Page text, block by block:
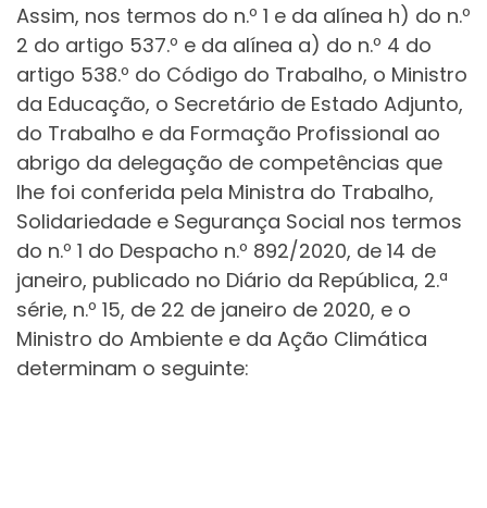
Assim, nos termos do n.º 1 e da alínea h) do n.º
2 do artigo 537.º e da alínea a) do n.º 4 do
artigo 538.º do Código do Trabalho, o Ministro
da Educação, o Secretário de Estado Adjunto,
do Trabalho e da Formação Profissional ao
abrigo da delegação de competências que
lhe foi conferida pela Ministra do Trabalho,
Solidariedade e Segurança Social nos termos
do n.º 1 do Despacho n.º 892/2020, de 14 de
janeiro, publicado no Diário da República, 2.ª
série, n.º 15, de 22 de janeiro de 2020, e o
Ministro do Ambiente e da Ação Climática
determinam o seguinte: